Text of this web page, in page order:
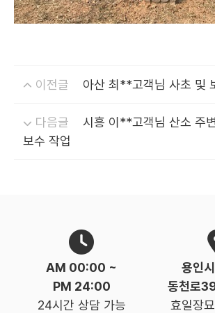
이전글
아산 최**고객님 사초 및
다음글
시흥 이**고객님 산소 주
보수 작업
AM 00:00 ~
PM 24:00
24시간 상담 가능
용인
동천로
효일장